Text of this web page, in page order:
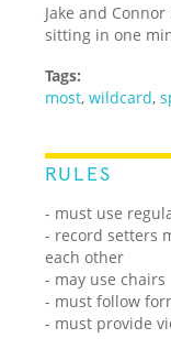
Jake and
sitting in one
Tags:
most,wildcard,
RULES
- must use
- record setters
each other
- may use chairs
- must follow
- must provide